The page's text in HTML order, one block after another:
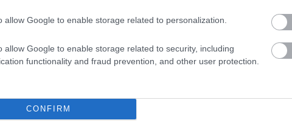
allow Google to enable storage related to personalization.
allow Google to enable storage related to security, including
functionality and fraud prevention, and other user protection.
CONFIRM
dalok” lesznek műsoron:
stb.. Szándékosan kerüljük ezen a koncerten a
a gyógyulást segítő lírai tónusokat
le az áramot, a meghitt, akusztikus,
Hungarocímmel. Honnan a címválasztás, és